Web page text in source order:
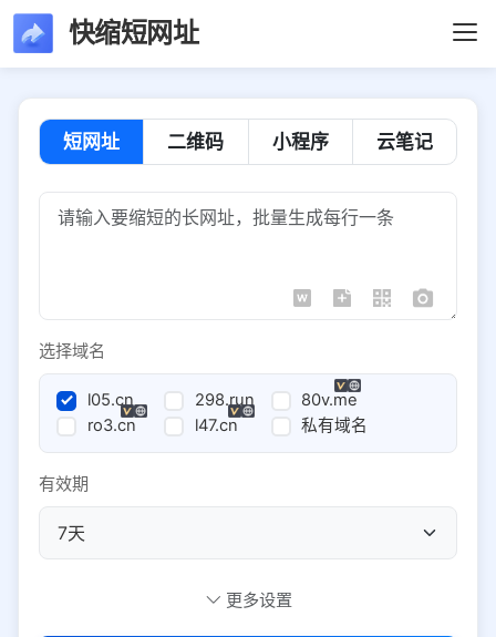
快缩短网址
短网址 二维码 小程序 云笔记
选择域名
l05.cn 298.run
80v.me
ro3.cn
l47.cn 私有域名
有效期
更多设置